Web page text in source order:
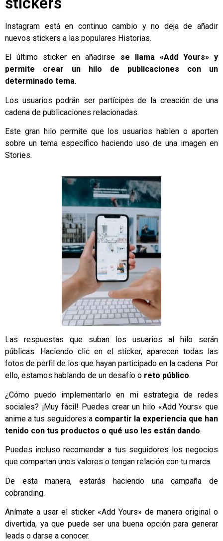
Instagram está en continuo cambio y no deja de añadir
nuevos stickers a las populares Historias.
El último sticker en añadirse se llama «Add Yours» y
permite crear un hilo de publicaciones con un
determinado tema.
Los usuarios podrán ser partícipes de la creación de una
cadena de publicaciones relacionadas.
Este gran hilo permite que los usuarios hablen o aporten
sobre un tema específico haciendo uso de una imagen en
Stories.
Las respuestas que suban los usuarios al hilo serán
públicas. Haciendo clic en el sticker, aparecen todas las
fotos de perfil de los que hayan participado en la cadena. Por
ello, estamos hablando de un desafío o reto público.
¿Cómo puedo implementarlo en mi estrategia de redes
sociales? ¡Muy fácil! Puedes crear un hilo «Add Yours» que
anime a tus seguidores a compartir la experiencia que han
tenido con tus productos o qué uso les están dando.
Puedes incluso recomendar a tus seguidores los negocios
que compartan unos valores o tengan relación con tu marca.
De esta manera, estarás haciendo una campaña de
cobranding.
Anímate a usar el sticker «Add Yours» de manera original o
divertida, ya que puede ser una buena opción para generar
leads o darse a conocer.